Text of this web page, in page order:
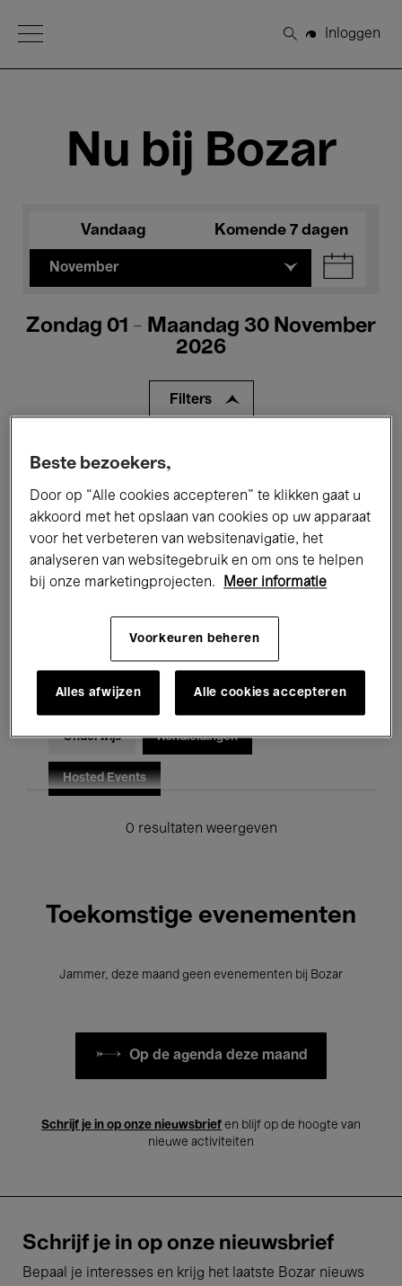
Open Menu
Zoeken
Inloggen
Nu bij Bozar
Vandaag Komende 7 dagen
November
Zondag 01 - Maandag 30 November
2026
Filters
Alle evenementen
Tentoonstellingen Films
Performances Lezingen & Debatten
Jazz Klassieke Muziek Global Music
Voor iedereen Kids’ Palace
Onderwijs Rondleidingen
Hosted Events
0 resultaten weergeven
Toekomstige evenementen
Jammer, deze maand geen evenementen bij Bozar
Op de agenda deze maand
Schrijf je in op onze nieuwsbrief en blijf op de hoogte van
nieuwe activiteiten
Schrijf je in op onze nieuwsbrief
Bepaal je interesses en krijg het laatste Bozar nieuws
Beste bezoekers,
Door op “Alle cookies accepteren” te klikken gaat u
akkoord met het opslaan van cookies op uw apparaat
voor het verbeteren van websitenavigatie, het
analyseren van websitegebruik en om ons te helpen
bij onze marketingprojecten.
Meer informatie
Voorkeuren beheren
Alles afwijzen Alle cookies accepteren